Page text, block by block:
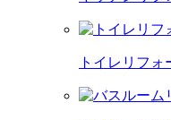
トイレリフォ